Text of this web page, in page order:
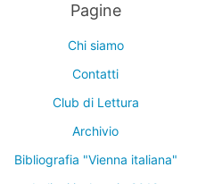
Pagine
Chi siamo
Contatti
Club di Lettura
Archivio
Bibliografia "Vienna italiana"